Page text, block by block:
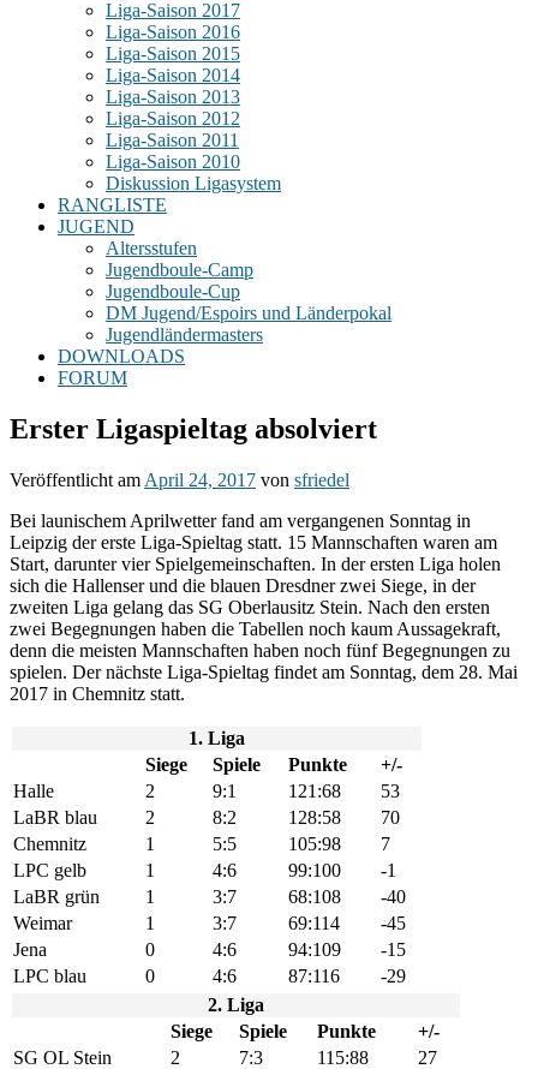
Liga-Saison 2017
Liga-Saison 2016
Liga-Saison 2015
Liga-Saison 2014
Liga-Saison 2013
Liga-Saison 2012
Liga-Saison 2011
Liga-Saison 2010
Diskussion Ligasystem
RANGLISTE
JUGEND
Altersstufen
Jugendboule-Camp
Jugendboule-Cup
DM Jugend/Espoirs und Länderpokal
Jugendländermasters
DOWNLOADS
FORUM
Erster Ligaspieltag absolviert
Veröffentlicht am April 24, 2017 von sfriedel
Bei launischem Aprilwetter fand am vergangenen Sonntag in
Leipzig der erste Liga-Spieltag statt. 15 Mannschaften waren am
Start, darunter vier Spielgemeinschaften. In der ersten Liga holen
sich die Hallenser und die blauen Dresdner zwei Siege, in der
zweiten Liga gelang das SG Oberlausitz Stein. Nach den ersten
zwei Begegnungen haben die Tabellen noch kaum Aussagekraft,
denn die meisten Mannschaften haben noch fünf Begegnungen zu
spielen. Der nächste Liga-Spieltag findet am Sonntag, dem 28. Mai
2017 in Chemnitz statt.
1. Liga
Siege
Spiele Punkte
+/-
Halle
2 9:1 121:68
53
LaBR blau
2 8:2 128:58
70
Chemnitz
1 5:5 105:98
7
LPC gelb
1 4:6 99:100
-1
LaBR grün
1 3:7 68:108
-40
Weimar
1 3:7 69:114
-45
Jena
0 4:6 94:109
-15
LPC blau
0 4:6 87:116
-29
2. Liga
Siege
Spiele Punkte
+/-
SG OL Stein
2 7:3 115:88
27